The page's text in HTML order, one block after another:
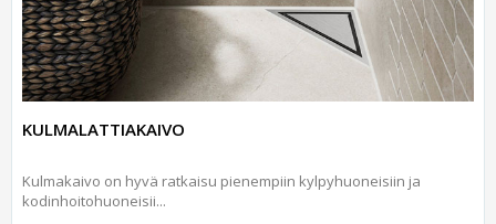
KULMALATTIAKAIVO
Kulmakaivo on hyvä ratkaisu pienempiin kylpyhuoneisiin ja
kodinhoitohuoneisii...